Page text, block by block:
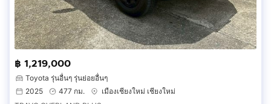
฿ 1,219,000
Toyota รุ่นอื่นๆ รุ่นย่อยอื่นๆ
2025
477 กม.
เมืองเชียงใหม่ เชียงใหม่